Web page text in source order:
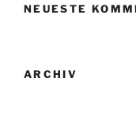
NEUESTE
ARCHIV